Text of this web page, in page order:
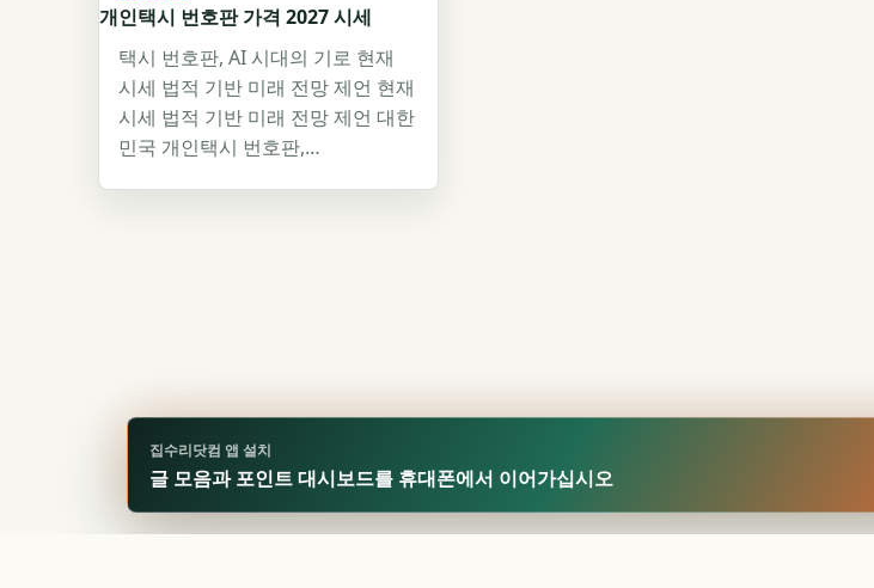
개인택시 번호판 가격 2027 시세
택시 번호판, AI 시대의 기로 현재
시세 법적 기반 미래 전망 제언 현재
시세 법적 기반 미래 전망 제언 대한
민국 개인택시 번호판,…
집수리닷컴 앱 설치
글 모음과 포인트 대시보드를 휴대폰에서 이어가십시오